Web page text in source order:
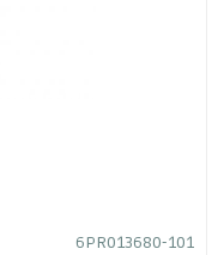
6PR013680-101